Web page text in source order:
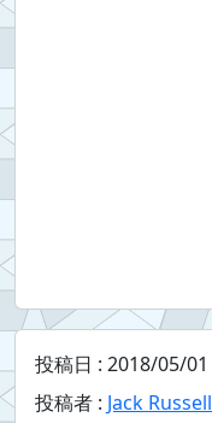
投稿日 : 2018/05/01
投稿者 : Jack Russell